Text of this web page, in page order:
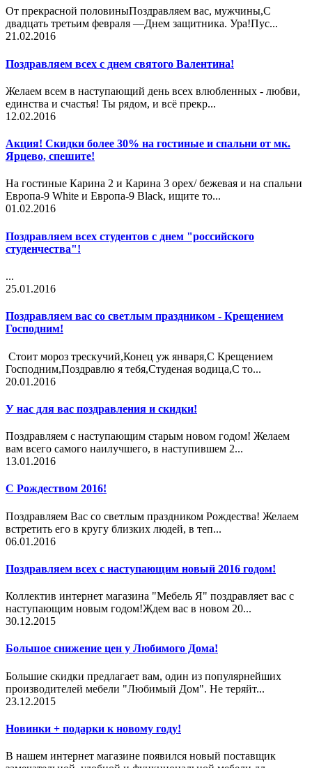
От прекрасной половиныПоздравляем вас, мужчины,С
двадцать третьим февраля —Днем защитника. Ура!Пус...
21.02.2016
Поздравляем всех с днем святого Валентина!
Желаем всем в наступающий день всех влюбленных - любви,
единства и счастья! Ты рядом, и всё прекр...
12.02.2016
Акция! Скидки более 30% на гостиные и спальни от мк.
Ярцево, спешите!
На гостиные Карина 2 и Карина 3 орех/ бежевая и на спальни
Европа-9 White и Европа-9 Black, ищите то...
01.02.2016
Поздравляем всех студентов с днем "российского
студенчества"!
...
25.01.2016
Поздравляем вас со светлым праздником - Крещением
Господним!
Стоит мороз трескучий,Конец уж января,С Крещением
Господним,Поздравлю я тебя,Студеная водица,С то...
20.01.2016
У нас для вас поздравления и скидки!
Поздравляем с наступающим старым новом годом! Желаем
вам всего самого наилучшего, в наступившем 2...
13.01.2016
С Рождеством 2016!
Поздравляем Вас со светлым праздником Рождества! Желаем
встретить его в кругу близких людей, в теп...
06.01.2016
Поздравляем всех с наступающим новый 2016 годом!
Коллектив интернет магазина "Мебель Я" поздравляет вас с
наступающим новым годом!Ждем вас в новом 20...
30.12.2015
Большое снижение цен у Любимого Дома!
Большие скидки предлагает вам, один из популярнейших
производителей мебели "Любимый Дом". Не теряйт...
23.12.2015
Новинки + подарки к новому году!
В нашем интернет магазине появился новый поставщик